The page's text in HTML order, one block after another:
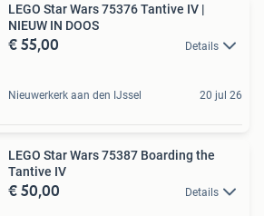
LEGO Star Wars 75376 Tantive IV |
NIEUW IN DOOS
€ 55,00 Details
Nieuwerkerk aan den IJssel 20 jul 26
LEGO Star Wars 75387 Boarding the
Tantive IV
€ 50,00 Details